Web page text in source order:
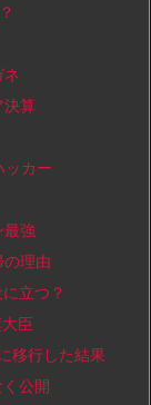
算
カー
強
理由
立つ？
臣
移行した結果
公開